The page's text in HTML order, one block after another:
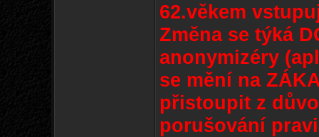
62.věkem
Změna se týká
anonymizéry
se mění na
přistoupit z
porušování